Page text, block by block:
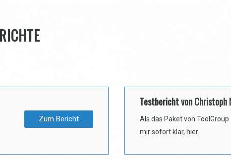
Zum Bericht
Testbericht von Christoph
Als das Paket von
mir sofort klar, hier…